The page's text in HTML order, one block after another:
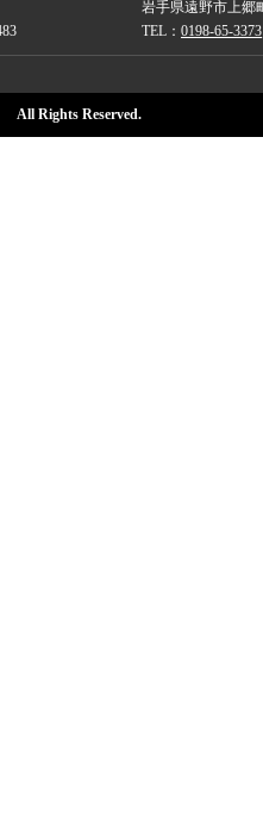
岩手県遠野市上郷
TEL： 0198-65-3373
Rights Reserved.